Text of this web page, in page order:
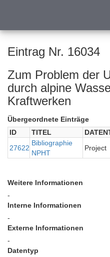
Eintrag Nr. 16034
Zum Problem der
durch alpine
Kraftwerken
Übergeordnete Einträge
ID
TITEL
27622
Bibliographie
NPHT
Project
Weitere Informationen
-
Interne Informationen
-
Externe Informationen
-
Datentyp